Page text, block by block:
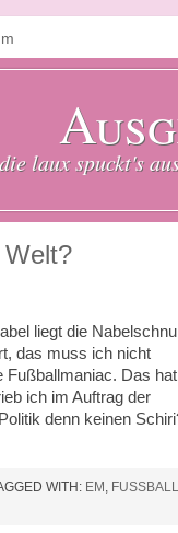
die laux spuckt's
liegt die
das muss ich nicht
Fußballmaniac. Das
ich im Auftrag der
denn keinen
WITH: EM , FUSSBALL